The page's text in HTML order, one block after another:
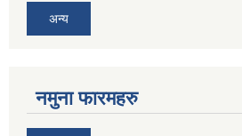
अन्य
नमुना फारमहरु